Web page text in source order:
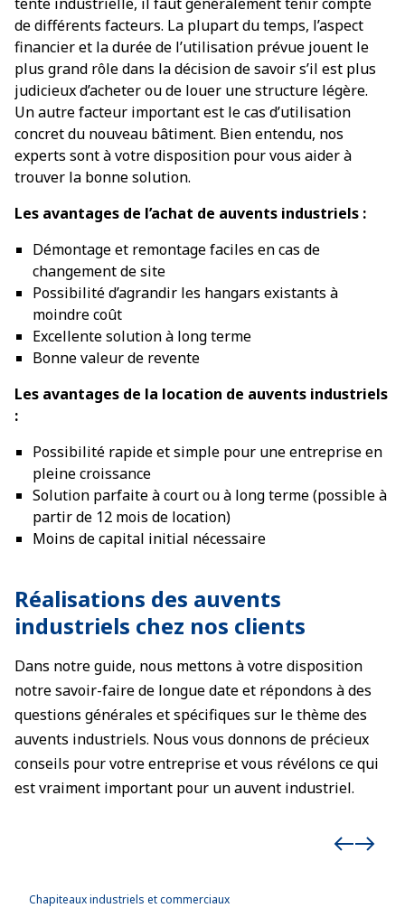
de différents facteurs. La plupart du temps, l’aspect
financier et la durée de l’utilisation prévue jouent le
plus grand rôle dans la décision de savoir s’il est plus
judicieux d’acheter ou de louer une structure légère.
Un autre facteur important est le cas d’utilisation
concret du nouveau bâtiment. Bien entendu, nos
experts sont à votre disposition pour vous aider à
trouver la bonne solution.
Les avantages de l’achat de auvents industriels :
Démontage et remontage faciles en cas de
changement de site
Possibilité d’agrandir les hangars existants à
moindre coût
Excellente solution à long terme
Bonne valeur de revente
Les avantages de la location de auvents industriels
:
Possibilité rapide et simple pour une entreprise en
pleine croissance
Solution parfaite à court ou à long terme (possible à
partir de 12 mois de location)
Moins de capital initial nécessaire
Réalisations des auvents
industriels chez nos clients
Dans notre guide, nous mettons à votre disposition
notre savoir-faire de longue date et répondons à des
questions générales et spécifiques sur le thème des
auvents industriels. Nous vous donnons de précieux
conseils pour votre entreprise et vous révélons ce qui
est vraiment important pour un auvent industriel.
Chapiteaux industriels et commerciaux